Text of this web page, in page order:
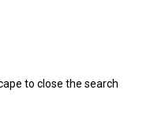
to close the search